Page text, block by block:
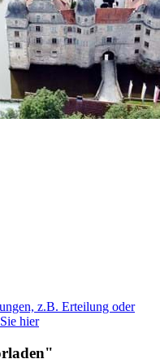
z.B. Erteilung oder
hier